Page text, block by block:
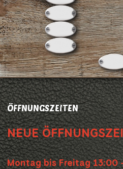
ÖFFNUNGSZEITEN
NEUE
Montag bis Freitag 13:00